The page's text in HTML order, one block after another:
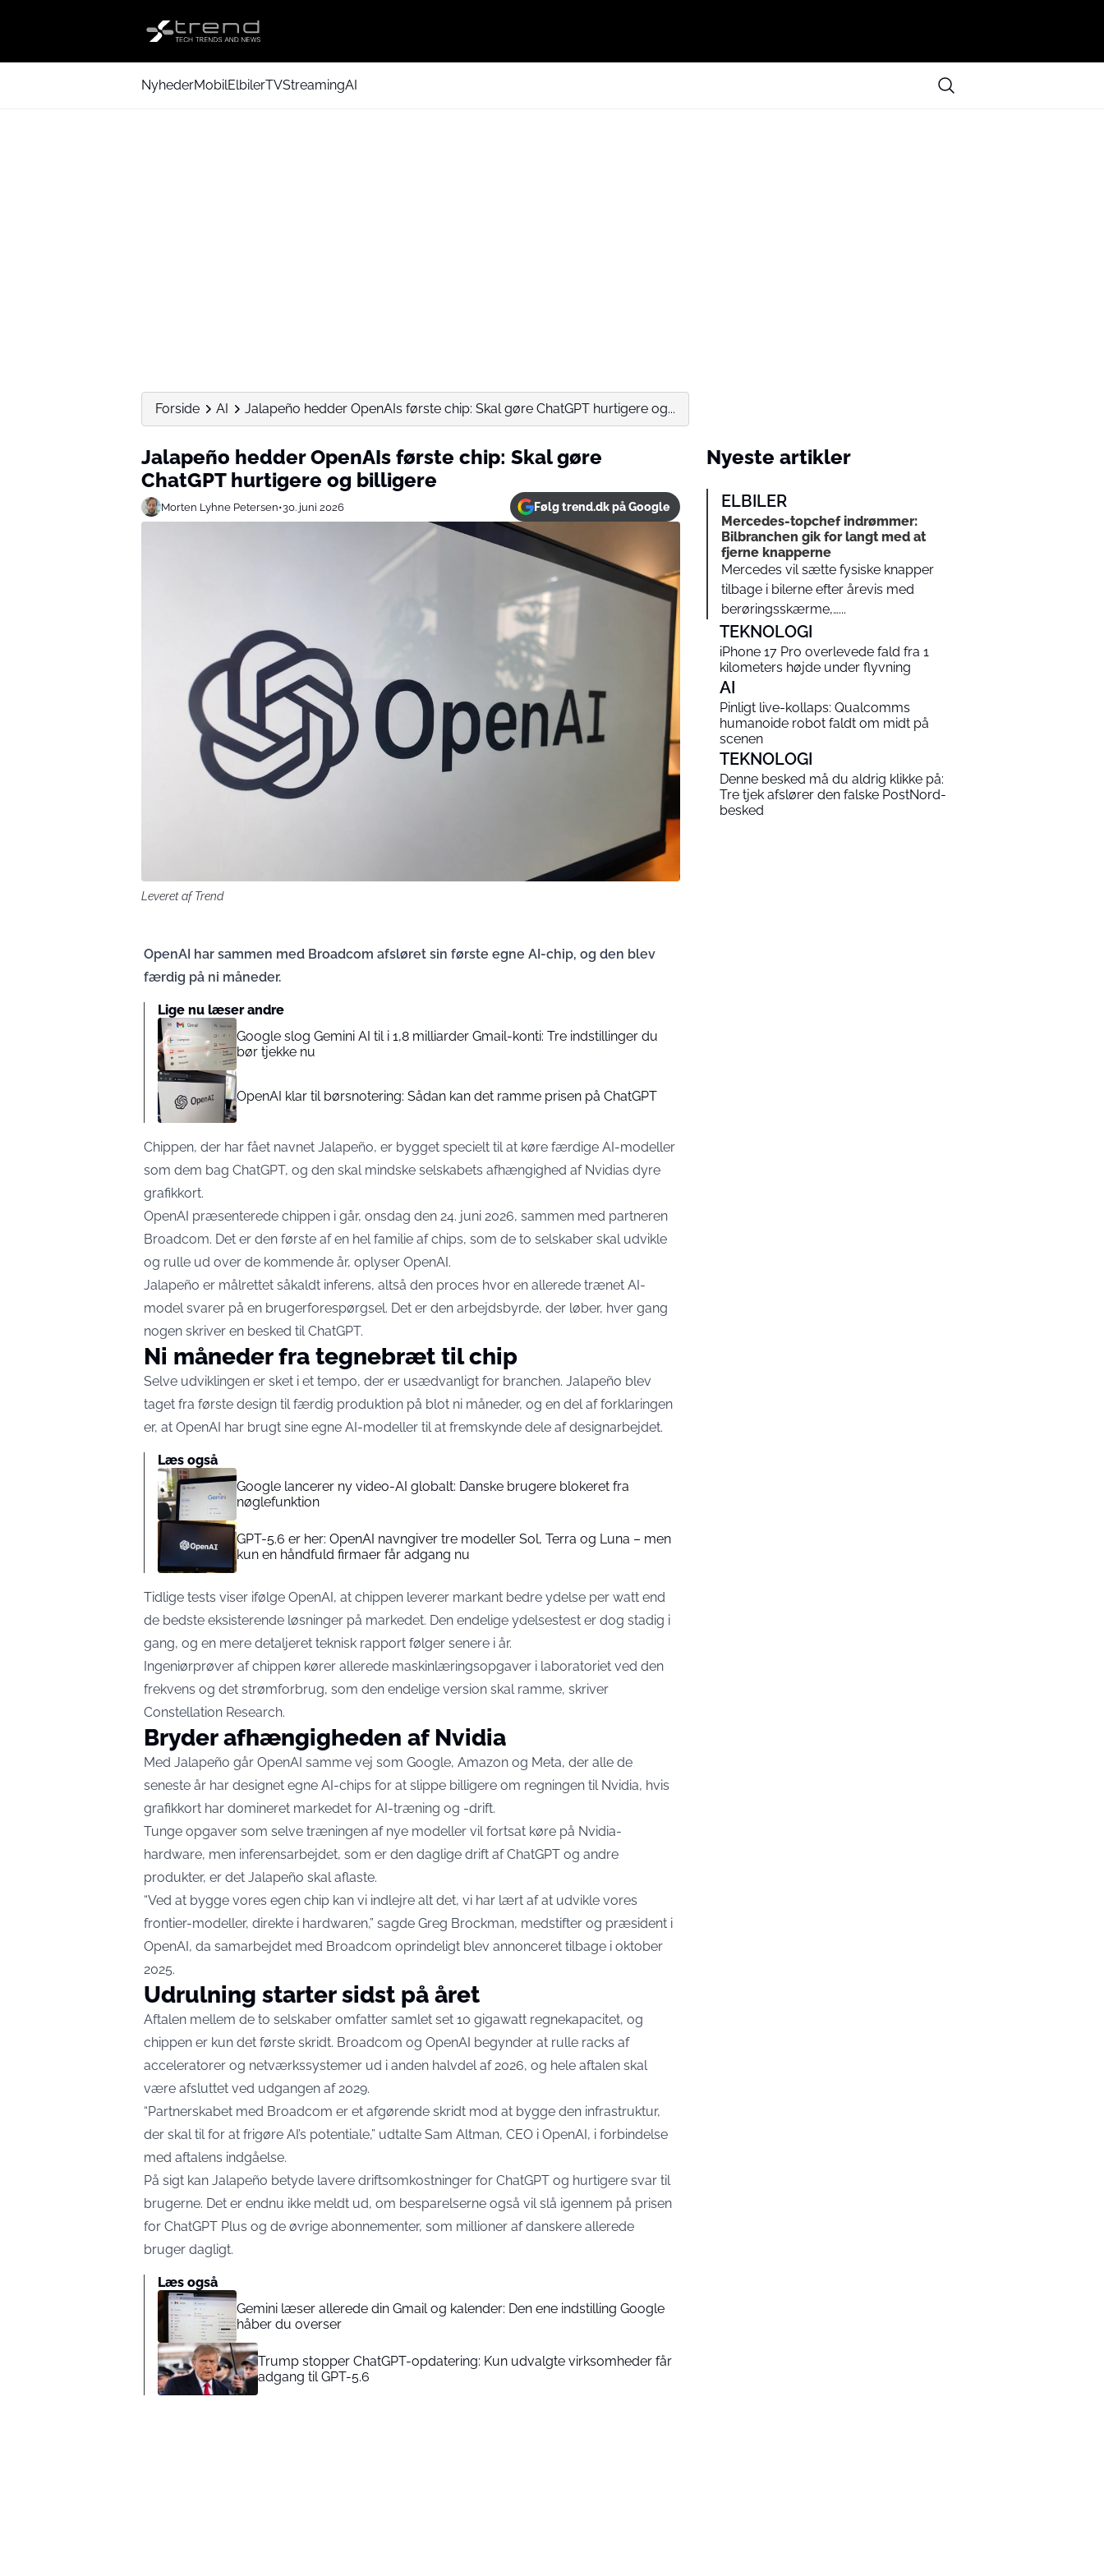
NyhederMobilElbilerTVStreamingAI
Forside AI Jalapeño hedder OpenAIs første chip: Skal gøre ChatGPT hurtigere og...
Jalapeño hedder OpenAIs første chip: Skal gøre
ChatGPT hurtigere og billigere
Morten Lyhne Petersen•30. juni 2026 Følg trend.dk på Google
Leveret af Trend
OpenAI har sammen med Broadcom afsløret sin første egne AI-chip, og den blev
færdig på ni måneder.
Lige nu læser andre
Google slog Gemini AI til i 1,8 milliarder Gmail-konti: Tre indstillinger du
bør tjekke nu
OpenAI klar til børsnotering: Sådan kan det ramme prisen på ChatGPT
Chippen, der har fået navnet Jalapeño, er bygget specielt til at køre færdige AI-modeller
som dem bag ChatGPT, og den skal mindske selskabets afhængighed af Nvidias dyre
grafikkort.
OpenAI præsenterede chippen i går, onsdag den 24. juni 2026, sammen med partneren
Broadcom. Det er den første af en hel familie af chips, som de to selskaber skal udvikle
og rulle ud over de kommende år, oplyser OpenAI.
Jalapeño er målrettet såkaldt inferens, altså den proces hvor en allerede trænet AI-
model svarer på en brugerforespørgsel. Det er den arbejdsbyrde, der løber, hver gang
nogen skriver en besked til ChatGPT.
Ni måneder fra tegnebræt til chip
Selve udviklingen er sket i et tempo, der er usædvanligt for branchen. Jalapeño blev
taget fra første design til færdig produktion på blot ni måneder, og en del af forklaringen
er, at OpenAI har brugt sine egne AI-modeller til at fremskynde dele af designarbejdet.
Læs også
Google lancerer ny video-AI globalt: Danske brugere blokeret fra
nøglefunktion
GPT-5.6 er her: OpenAI navngiver tre modeller Sol, Terra og Luna – men
kun en håndfuld firmaer får adgang nu
Tidlige tests viser ifølge OpenAI, at chippen leverer markant bedre ydelse per watt end
de bedste eksisterende løsninger på markedet. Den endelige ydelsestest er dog stadig i
gang, og en mere detaljeret teknisk rapport følger senere i år.
Ingeniørprøver af chippen kører allerede maskinlæringsopgaver i laboratoriet ved den
frekvens og det strømforbrug, som den endelige version skal ramme, skriver
Constellation Research.
Bryder afhængigheden af Nvidia
Med Jalapeño går OpenAI samme vej som Google, Amazon og Meta, der alle de
seneste år har designet egne AI-chips for at slippe billigere om regningen til Nvidia, hvis
grafikkort har domineret markedet for AI-træning og -drift.
Tunge opgaver som selve træningen af nye modeller vil fortsat køre på Nvidia-
hardware, men inferensarbejdet, som er den daglige drift af ChatGPT og andre
produkter, er det Jalapeño skal aflaste.
“Ved at bygge vores egen chip kan vi indlejre alt det, vi har lært af at udvikle vores
frontier-modeller, direkte i hardwaren,” sagde Greg Brockman, medstifter og præsident i
OpenAI, da samarbejdet med Broadcom oprindeligt blev annonceret tilbage i oktober
2025.
Udrulning starter sidst på året
Aftalen mellem de to selskaber omfatter samlet set 10 gigawatt regnekapacitet, og
chippen er kun det første skridt. Broadcom og OpenAI begynder at rulle racks af
acceleratorer og netværkssystemer ud i anden halvdel af 2026, og hele aftalen skal
være afsluttet ved udgangen af 2029.
“Partnerskabet med Broadcom er et afgørende skridt mod at bygge den infrastruktur,
der skal til for at frigøre AI’s potentiale,” udtalte Sam Altman, CEO i OpenAI, i forbindelse
med aftalens indgåelse.
På sigt kan Jalapeño betyde lavere driftsomkostninger for ChatGPT og hurtigere svar til
brugerne. Det er endnu ikke meldt ud, om besparelserne også vil slå igennem på prisen
for ChatGPT Plus og de øvrige abonnementer, som millioner af danskere allerede
bruger dagligt.
Læs også
Gemini læser allerede din Gmail og kalender: Den ene indstilling Google
håber du overser
Trump stopper ChatGPT-opdatering: Kun udvalgte virksomheder får
adgang til GPT-5.6
Nyeste artikler
ELBILER
Mercedes-topchef indrømmer:
Bilbranchen gik for langt med at
fjerne knapperne
Mercedes vil sætte fysiske knapper
tilbage i bilerne efter årevis med
berøringsskærme,…...
TEKNOLOGI
iPhone 17 Pro overlevede fald fra 1
kilometers højde under flyvning
AI
Pinligt live-kollaps: Qualcomms
humanoide robot faldt om midt på
scenen
TEKNOLOGI
Denne besked må du aldrig klikke på:
Tre tjek afslører den falske PostNord-
besked